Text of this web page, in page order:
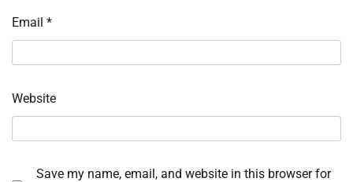
Email *
Website
Save my name, email, and website in this browser for